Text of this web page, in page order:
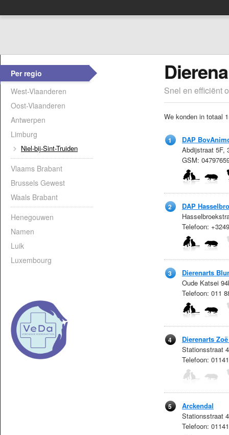
Per regio
West-Vlaanderen
Oost-Vlaanderen
Antwerpen
Limburg
Niel-bij-Sint-Truiden
Vlaams Brabant
Brussels Gewest
Waals Brabant
Henegouwen
Namen
Luik
Luxembourg
Snel en efficiënt
We konden in totaal
1
DAP
Abdijstraat 5F,
GSM:
2
DAP
Telefoon:
3
Dierenarts
Oude Katsei
Telefoon: 011
4
Dierenarts
Stationsstraat
Telefoon:
5
Arckendal
Stationsstraat
Telefoon: